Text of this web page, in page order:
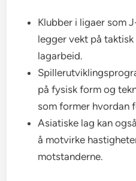
Klubber i ligaer som
legger vekt på
lagarbeid.
på fysisk form og
som former hvordan
Asiatiske lag kan
å motvirke
motstanderne.